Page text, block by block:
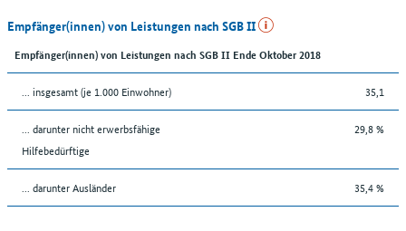
Empfänger(innen) von Leistungen nach SGB II
Empfänger(innen) von Leistungen nach SGB II Ende Oktober 2018
... insgesamt (je 1.000 Einwohner) 35,1
... darunter nicht erwerbsfähige
Hilfebedürftige
29,8 %
... darunter Ausländer 35,4 %